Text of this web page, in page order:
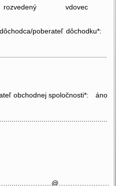
vdovec
poberateľ dôchodku*:
spoločnosti*: áno
…….........…………@…………….……